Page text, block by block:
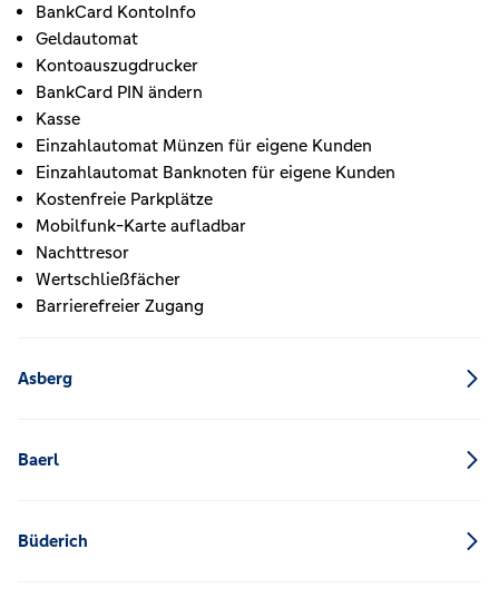
BankCard KontoInfo
Geldautomat
Kontoauszugdrucker
BankCard PIN ändern
Kasse
Einzahlautomat Münzen für eigene Kunden
Einzahlautomat Banknoten für eigene Kunden
Kostenfreie Parkplätze
Mobilfunk-Karte aufladbar
Nachttresor
Wertschließfächer
Barrierefreier Zugang
Asberg
Baerl
Büderich